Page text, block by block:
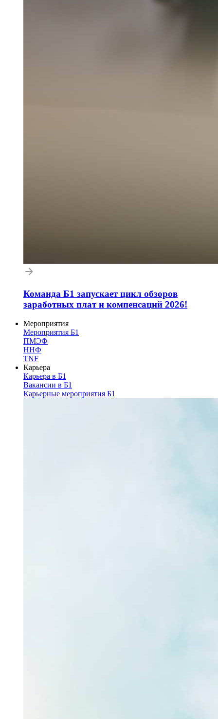
Команда Б1 запускает цикл обзоров
заработных плат и компенсаций 2026!
Мероприятия
Мероприятия Б1
ПМЭФ
ННФ
TNF
Карьера
Карьера в Б1
Вакансии в Б1
Карьерные мероприятия Б1